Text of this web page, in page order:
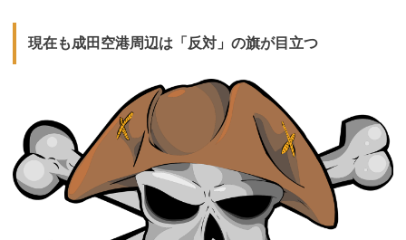
現在も成田空港周辺は「反対」の旗が目立つ